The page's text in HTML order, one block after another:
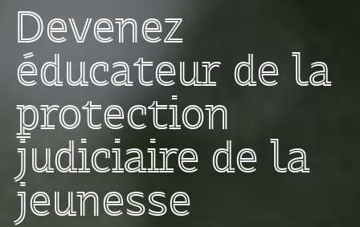
Devenez
éducateur de la
protection
judiciaire de la
jeunesse